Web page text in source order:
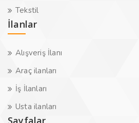
Tekstil
İlanlar
Alışveriş İlanı
Araç ilanları
İş İlanları
Usta ilanları
Sayfalar